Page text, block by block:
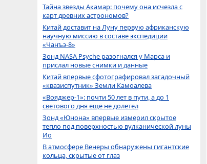
Тайна звезды Акамар: почему она исчезла с
карт древних астрономов?
Китай доставит на Луну первую африканскую
научную миссию в составе экспедиции
«Чанъэ-8»
Зонд NASA Psyche разогнался у Марса и
прислал новые снимки и данные
Китай впервые сфотографировал загадочный
«квазиспутник» Земли Камоалева
«Вояджер-1»: почти 50 лет в пути, а до 1
светового дня ещё не долетел
Зонд «Юнона» впервые измерил скрытое
тепло под поверхностью вулканической луны
Ио
В атмосфере Венеры обнаружены гигантские
кольца, скрытые от глаз